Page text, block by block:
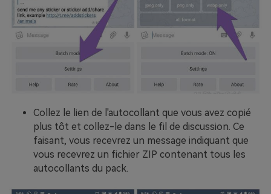
Collez le lien de l'autocollant que vous avez copié
plus tôt et collez-le dans le fil de discussion. Ce
faisant, vous recevrez un message indiquant que
vous recevrez un fichier ZIP contenant tous les
autocollants du pack.